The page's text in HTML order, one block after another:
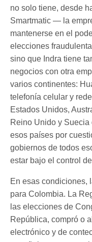
no solo tiene, desde
Smartmatic — la
mantenerse en el
elecciones
sino que Indra tiene
negocios con otra
varios continentes:
telefonía celular y
Estados Unidos,
Reino Unido y
esos países por
gobiernos de todos
estar bajo el control
En esas condiciones,
para Colombia. La
las elecciones de
República, compró o
electrónico y de